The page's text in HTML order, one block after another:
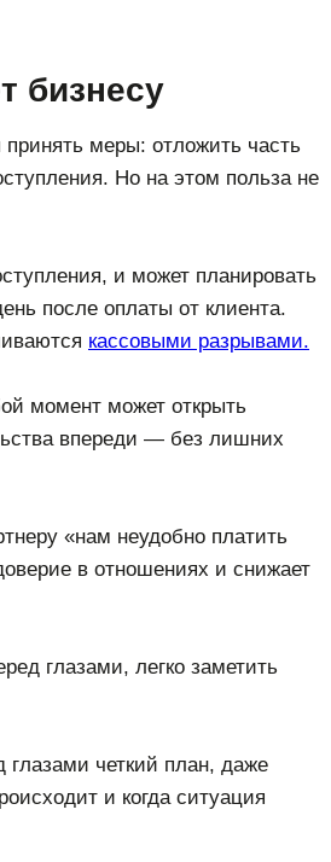
бизнесу
принять меры: отложить часть
Но на этом польза не
и может планировать
после оплаты от клиента.
кассовыми разрывами.
момент может открыть
впереди — без лишних
«нам неудобно платить
в отношениях и снижает
глазами, легко заметить
глазами четкий план, даже
и когда ситуация